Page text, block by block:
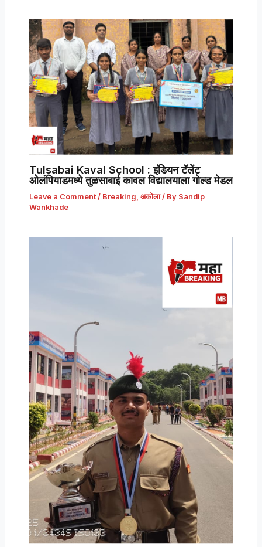
Tulsabai Kaval School : इंडियन टॅलेंट
ओलंपियाडमध्ये तुळसाबाई कावल विद्यालयाला गोल्ड मेडल
Leave a Comment / Breaking, अकोला/ By Sandip
Wankhade